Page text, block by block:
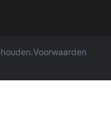
Voorwaarden